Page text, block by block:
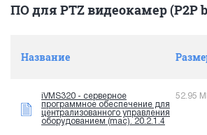
ПО для PTZ видеокамер (P2P
Название
iVMS320 - серверное
программное обеспечение для
централизованного управления
оборудованием (mac). 20.2.1.4
52.95